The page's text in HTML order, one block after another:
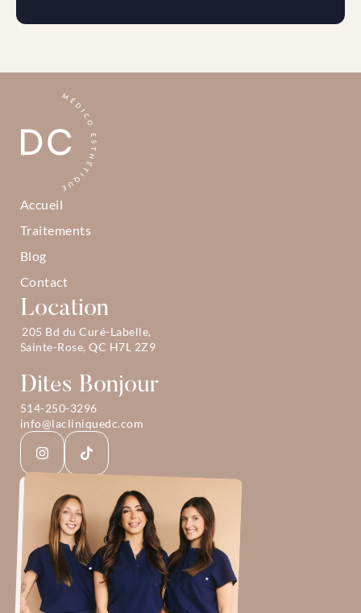
Accueil
Traitements
Blog
Contact
Location
205 Bd du Curé-Labelle,
Sainte-Rose, QC H7L 2Z9
Dites Bonjour
514-250-3296
info@lacliniquedc.com